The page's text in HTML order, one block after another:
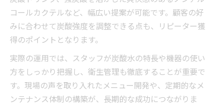
コールカクテルなど、幅広い提案が可能です。顧客の好
みに合わせて炭酸強度を調整できる点も、リピーター獲
得のポイントとなります。
実際の運用では、スタッフが炭酸水の特長や機器の使い
方をしっかり把握し、衛生管理も徹底することが重要で
す。現場の声を取り入れたメニュー開発や、定期的なメ
ンテナンス体制の構築が、長期的な成功につながりま